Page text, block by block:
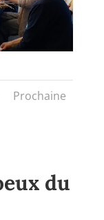
Prochaine
du